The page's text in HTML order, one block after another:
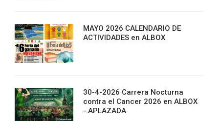
MAYO 2026 CALENDARIO DE
ACTIVIDADES en ALBOX
30-4-2026 Carrera Nocturna
contra el Cancer 2026 en ALBOX
-.APLAZADA